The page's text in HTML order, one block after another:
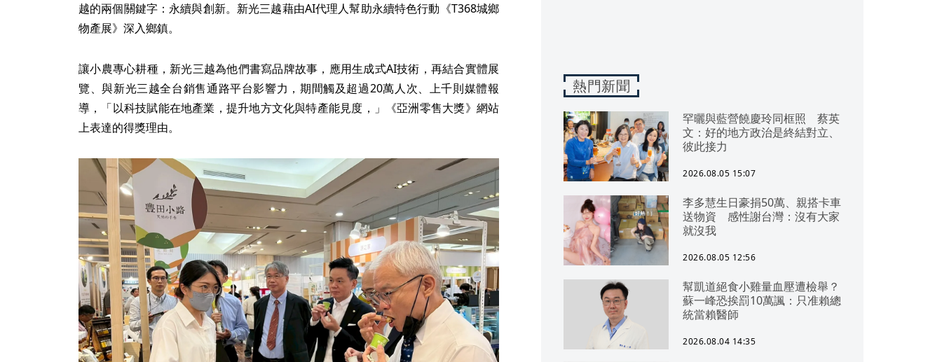
越的兩個關鍵字：永續與創新。新光三越藉由AI代理人幫助永續特色行動《T368城鄉
物產展》深入鄉鎮。
讓小農專心耕種，新光三越為他們書寫品牌故事，應用生成式AI技術，再結合實體展
覽、與新光三越全台銷售通路平台影響力，期間觸及超過20萬人次、上千則媒體報
導，「以科技賦能在地產業，提升地方文化與特產能見度，」《亞洲零售大獎》網站
上表達的得獎理由。
熱門新聞
罕曬與藍營饒慶玲同框照 蔡英
文：好的地方政治是終結對立、
彼此接力
2026.08.05 15:07
李多慧生日豪捐50萬、親搭卡車
送物資 感性謝台灣：沒有大家
就沒我
2026.08.05 12:56
幫凱道絕食小雞量血壓遭檢舉？
蘇一峰恐挨罰10萬諷：只准賴總
統當賴醫師
2026.08.04 14:35